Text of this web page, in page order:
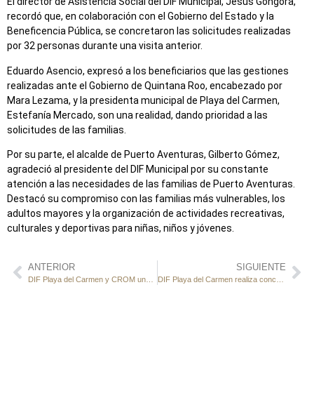
recordó que, en colaboración con el Gobierno del Estado y la
Beneficencia Pública, se concretaron las solicitudes realizadas
por 32 personas durante una visita anterior.
Eduardo Asencio, expresó a los beneficiarios que las gestiones
realizadas ante el Gobierno de Quintana Roo, encabezado por
Mara Lezama, y la presidenta municipal de Playa del Carmen,
Estefanía Mercado, son una realidad, dando prioridad a las
solicitudes de las familias.
Por su parte, el alcalde de Puerto Aventuras, Gilberto Gómez,
agradeció al presidente del DIF Municipal por su constante
atención a las necesidades de las familias de Puerto Aventuras.
Destacó su compromiso con las familias más vulnerables, los
adultos mayores y la organización de actividades recreativas,
culturales y deportivas para niñas, niños y jóvenes.
ANTERIOR SIGUIENTE